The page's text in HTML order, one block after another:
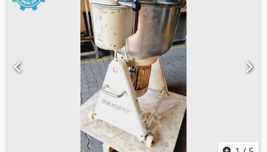
sa 2 čvrsto montirana točka za brz i jednostavan transport
+ izvedba od nerđajućeg čelika + rešetke za sečenje i
probijanje se veoma lako menjaju + rešetke za probijanje:
profilirani noževi od POM plastike, optimalno zatvaranje
testa + omogućava ručno, tradicionalno deljenje i
oblikovanje testa + izvučni nosač za posudu za deljenje
testa + u mašinu može da se ubaci maksimalno 4 rešetke +
štedi prostor, može da se postavi čak i u najmanjoj pekari +
nije potrebno električno priključenje, ne zahteva
održavanje SERIJSKA oprema, uključena u cenu: + 1 rešetka
od nerđajućeg čelika (pogledajte PDF / informacije o
proizvodu) + 1 umetnik od nerđajućeg čelika sa POM